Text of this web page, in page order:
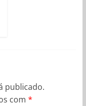
publicado.
com *